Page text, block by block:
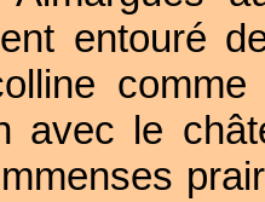
entouré
avec le